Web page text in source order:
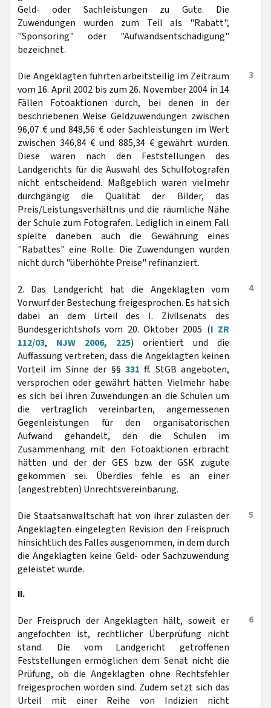
Geld- oder Sachleistungen zu Gute. Die
Zuwendungen wurden zum Teil als "Rabatt",
"Sponsoring" oder "Aufwandsentschädigung"
bezeichnet.
3
Die Angeklagten führten arbeitsteilig im Zeitraum
vom 16. April 2002 bis zum 26. November 2004 in 14
Fällen Fotoaktionen durch, bei denen in der
beschriebenen Weise Geldzuwendungen zwischen
96,07 € und 848,56 € oder Sachleistungen im Wert
zwischen 346,84 € und 885,34 € gewährt wurden.
Diese waren nach den Feststellungen des
Landgerichts für die Auswahl des Schulfotografen
nicht entscheidend. Maßgeblich waren vielmehr
durchgängig die Qualität der Bilder, das
Preis/Leistungsverhältnis und die räumliche Nähe
der Schule zum Fotografen. Lediglich in einem Fall
spielte daneben auch die Gewährung eines
"Rabattes" eine Rolle. Die Zuwendungen wurden
nicht durch "überhöhte Preise" refinanziert.
4
2. Das Landgericht hat die Angeklagten vom
Vorwurf der Bestechung freigesprochen. Es hat sich
dabei an dem Urteil des I. Zivilsenats des
Bundesgerichtshofs vom 20. Oktober 2005 (I ZR
112/03, NJW 2006, 225) orientiert und die
Auffassung vertreten, dass die Angeklagten keinen
Vorteil im Sinne der §§ 331 ff. StGB angeboten,
versprochen oder gewährt hätten. Vielmehr habe
es sich bei ihren Zuwendungen an die Schulen um
die vertraglich vereinbarten, angemessenen
Gegenleistungen für den organisatorischen
Aufwand gehandelt, den die Schulen im
Zusammenhang mit den Fotoaktionen erbracht
hätten und der der GES bzw. der GSK zugute
gekommen sei. Überdies fehle es an einer
(angestrebten) Unrechtsvereinbarung.
5
Die Staatsanwaltschaft hat von ihrer zulasten der
Angeklagten eingelegten Revision den Freispruch
hinsichtlich des Falles ausgenommen, in dem durch
die Angeklagten keine Geld- oder Sachzuwendung
geleistet wurde.
II.
6
Der Freispruch der Angeklagten hält, soweit er
angefochten ist, rechtlicher Überprüfung nicht
stand. Die vom Landgericht getroffenen
Feststellungen ermöglichen dem Senat nicht die
Prüfung, ob die Angeklagten ohne Rechtsfehler
freigesprochen worden sind. Zudem setzt sich das
Urteil mit einer Reihe von Indizien nicht